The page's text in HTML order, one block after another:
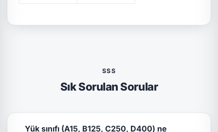
SSS
Sık Sorulan Sorular
Yük sınıfı (A15, B125, C250, D400) ne